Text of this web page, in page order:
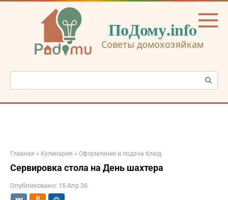
Перейти
ПоДому.info
Советы домохозяйкам
Поиск:
Главная » Кулинария » Оформление и подача блюд
Сервировка стола на День шахтера
Опубликовано: 15 Апр 26